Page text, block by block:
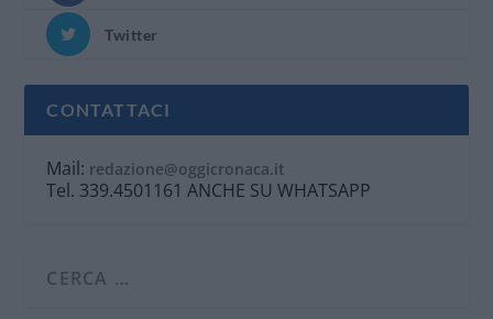
Twitter
CONTATTACI
Mail: redazione@oggicronaca.it
Tel. 339.4501161 ANCHE SU WHATSAPP